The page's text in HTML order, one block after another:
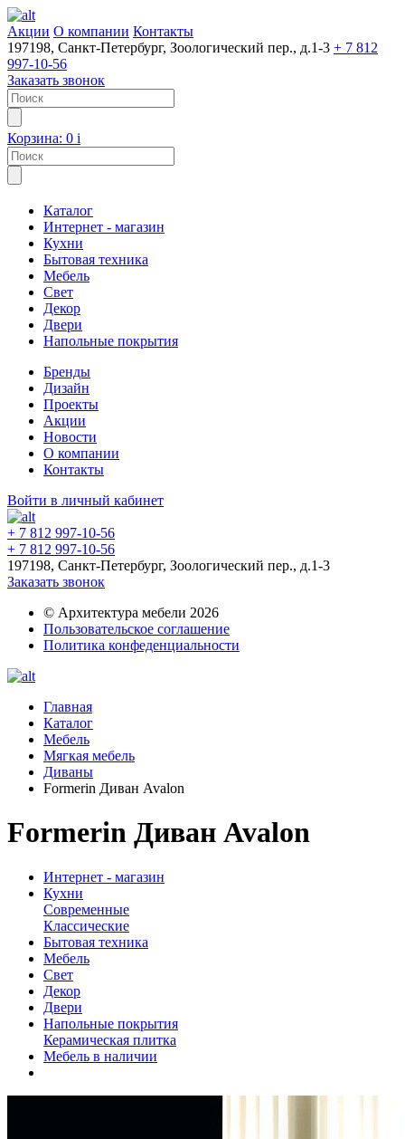
Акции О компании Контакты
197198, Санкт-Петербург, Зоологический пер., д.1-3 + 7 812
997-10-56
Заказать звонок
Корзина: 0 i
Каталог
Интернет - магазин
Кухни
Бытовая техника
Мебель
Свет
Декор
Двери
Напольные покрытия
Бренды
Дизайн
Проекты
Акции
Новости
О компании
Контакты
Войти в личный кабинет
+ 7 812 997-10-56
+ 7 812 997-10-56
197198, Санкт-Петербург, Зоологический пер., д.1-3
Заказать звонок
© Архитектура мебели 2026
Пользовательское соглашение
Политика конфеденциальности
Главная
Каталог
Мебель
Мягкая мебель
Диваны
Formerin Диван Avalon
Formerin Диван Avalon
Интернет - магазин
Кухни
Современные
Классические
Бытовая техника
Мебель
Свет
Декор
Двери
Напольные покрытия
Керамическая плитка
Мебель в наличии